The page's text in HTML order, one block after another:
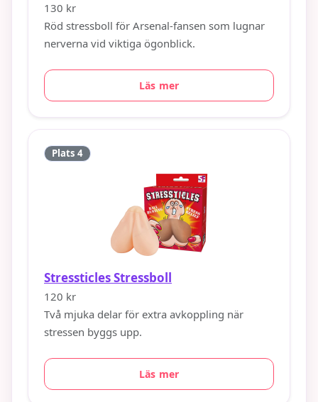
130 kr
Röd stressboll för Arsenal-fansen som lugnar
nerverna vid viktiga ögonblick.
Läs mer
Plats 4
Stressticles Stressboll
120 kr
Två mjuka delar för extra avkoppling när
stressen byggs upp.
Läs mer